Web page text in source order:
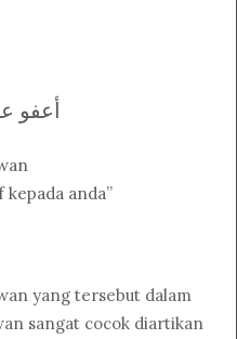
أعفو
anda”
yang tersebut dalam
sangat cocok diartikan